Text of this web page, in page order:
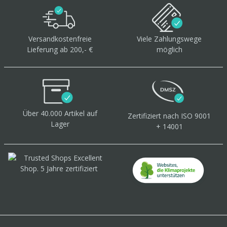
Versandkostenfreie
Lieferung ab 200,- €
Viele Zahlungswege
möglich
Über 40.000 Artikel auf
Lager
Zertifiziert nach ISO 9001
+ 14001